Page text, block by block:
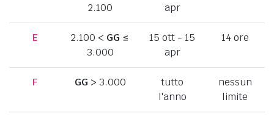
2.100
apr
E 2.100 < GG ≤
3.000
15 ott - 15
apr
14 ore
F GG > 3.000
tutto
l'anno
nessun
limite